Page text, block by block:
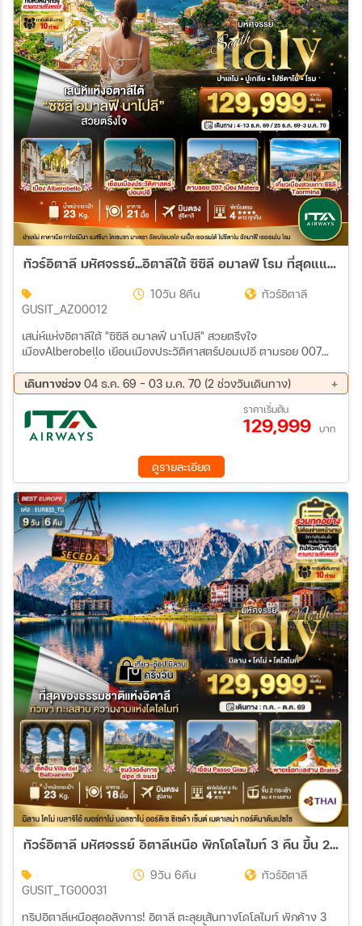
ทัวร์อิตาลี มหัศจรรย์...อิตาลีใต้ ซิซิลี อมาลฟี โรม ที่สุดแแห่งเมดิเตอเรเนียน 10วัน 8คืน (AZ)
GUSIT_AZ00012
10วัน 8คืน ทัวร์อิตาลี
เสน่ห์แห่งอิตาลีใต้ "ซิซิลี อมาลฟี นาโปลี" สวยตรึงใจ
เมืองAlberobello เยือนเมืองประวัติศาสตร์ปอมเปอี ตามรอย 007
เดินทางช่วง 04 ธ.ค. 69 - 03 ม.ค. 70 (2 ช่วงวันเดินทาง)
25 ธ.ค. 69 - 03 ม.ค. 70
ราคาเริ่มต้น
129,999 บาท
ดูรายละเอียด
ทัวร์อิตาลี มหัศจรรย์ อิตาลีเหนือ พักโดโลไมท์ 3 คืน ขึ้น 2 กระเช้า 4 ทะเลสาบ บินตรง 9วัน 6คืน (TG)
GUSIT_TG00031
9วัน 6คืน ทัวร์อิตาลี
ทริปอิตาลีเหนือสุดอลังการ! อิตาลี ตะลุยเส้นทางโดโลไมท์ พักค้าง 3